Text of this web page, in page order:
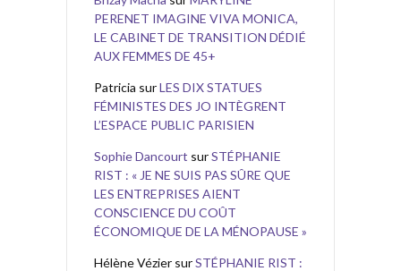
PERENET IMAGINE VIVA MONICA,
LE CABINET DE TRANSITION DÉDIÉ
AUX FEMMES DE 45+
Patricia surLES DIX STATUES
FÉMINISTES DES JO INTÈGRENT
L’ESPACE PUBLIC PARISIEN
Sophie Dancourt surSTÉPHANIE
RIST : « JE NE SUIS PAS SÛRE QUE
LES ENTREPRISES AIENT
CONSCIENCE DU COÛT
ÉCONOMIQUE DE LA MÉNOPAUSE »
Hélène Vézier surSTÉPHANIE RIST :